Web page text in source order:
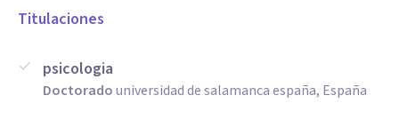
Titulaciones
psicologia
Doctoradouniversidad de salamanca españa, España